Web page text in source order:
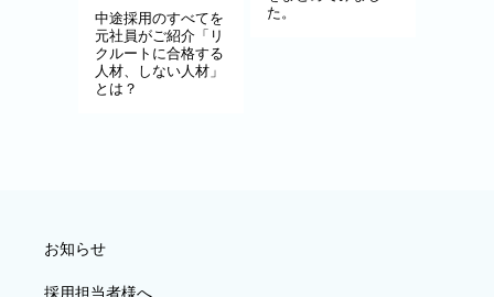
中途採用のすべてを
元社員がご紹介「リ
クルートに合格する
人材、しない人材」
とは？
た。
お知らせ
採用担当者様へ